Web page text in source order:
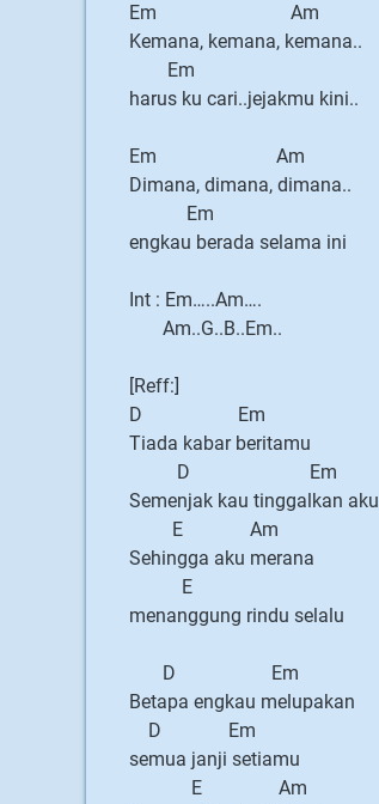
Em Am
Kemana, kemana, kemana..
Em
harus ku cari..jejakmu kini..
Em Am
Dimana, dimana, dimana..
Em
engkau berada selama ini
Int : Em…..Am….
Am..G..B..Em..
[Reff:]
D Em
Tiada kabar beritamu
D Em
Semenjak kau tinggalkan aku
E Am
Sehingga aku merana
E
menanggung rindu selalu
D Em
Betapa engkau melupakan
D Em
semua janji setiamu
E Am